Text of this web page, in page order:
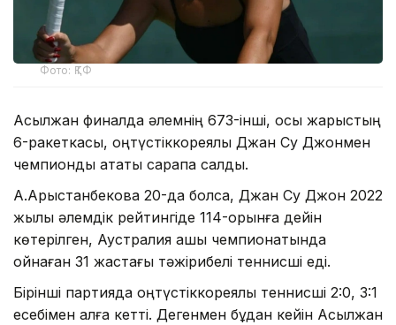
Фото: ҚТФ
Асылжан финалда әлемнің 673-інші, осы жарыстың
6-ракеткасы, оңтүстіккореялық Джан Су Джонмен
чемпиондық атақты сарапқа салды.
А.Арыстанбекова 20-да болса, Джан Су Джон 2022
жылы әлемдік рейтингіде 114-орынға дейін
көтерілген, Аустралия ашық чемпионатында
ойнаған 31 жастағы тәжірибелі теннисші еді.
Бірінші партияда оңтүстіккореялық теннисші 2:0, 3:1
есебімен алға кетті. Дегенмен бұдан кейін Асылжан